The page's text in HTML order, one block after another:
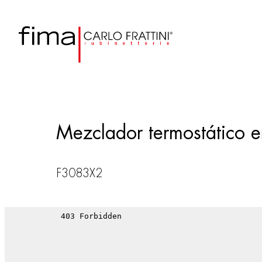
Mezclador termostático
F3083X2